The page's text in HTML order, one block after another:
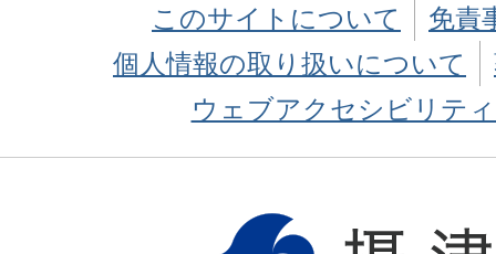
このサイトについて
免責
個人情報の取り扱いについて
ウェブアクセシビリテ